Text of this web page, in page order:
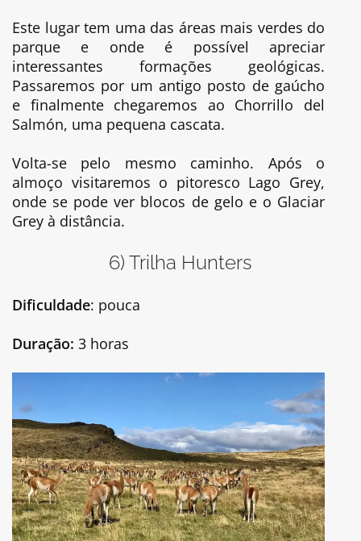
Este lugar tem uma das áreas mais verdes do
parque e onde é possível apreciar
interessantes formações geológicas.
Passaremos por um antigo posto de gaúcho
e finalmente chegaremos ao Chorrillo del
Salmón, uma pequena cascata.
Volta-se pelo mesmo caminho. Após o
almoço visitaremos o pitoresco Lago Grey,
onde se pode ver blocos de gelo e o Glaciar
Grey à distância.
6) Trilha Hunters
Dificuldade: pouca
Duração: 3 horas